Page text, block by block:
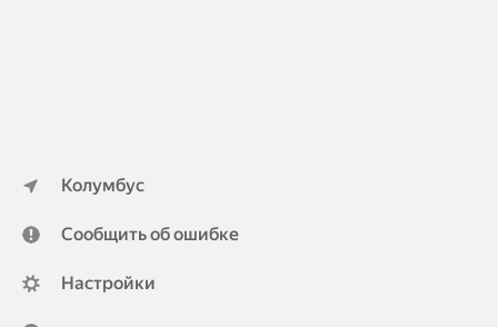
Колумбус
Сообщить об ошибке
Настройки